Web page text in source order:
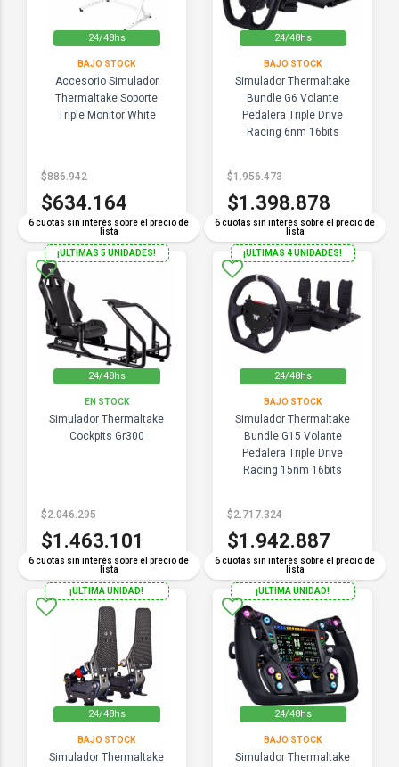
24/48hs
BAJO STOCK
Accesorio Simulador
Thermaltake Soporte
Triple Monitor White
6 cuotas sin interés sobre el precio de
lista
$886.942
$634.164
24/48hs
BAJO STOCK
Simulador Thermaltake
Bundle G6 Volante
Pedalera Triple Drive
Racing 6nm 16bits
6 cuotas sin interés sobre el precio de
lista
$1.956.473
$1.398.878
24/48hs
¡ULTIMAS 5 UNIDADES!
EN STOCK
Simulador Thermaltake
Cockpits Gr300
6 cuotas sin interés sobre el precio de
lista
$2.046.295
$1.463.101
24/48hs
¡ULTIMAS 4 UNIDADES!
BAJO STOCK
Simulador Thermaltake
Bundle G15 Volante
Pedalera Triple Drive
Racing 15nm 16bits
6 cuotas sin interés sobre el precio de
lista
$2.717.324
$1.942.887
24/48hs
¡ULTIMA UNIDAD!
BAJO STOCK
Simulador Thermaltake
24/48hs
¡ULTIMA UNIDAD!
BAJO STOCK
Simulador Thermaltake